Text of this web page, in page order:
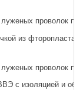
проволок по
из фторопласта
проволок по
с изоляцией и